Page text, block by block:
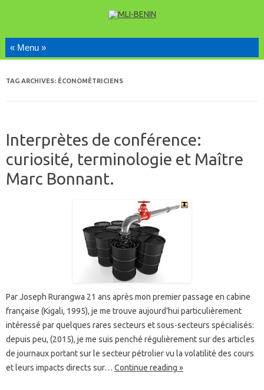
Skip to content
TAG ARCHIVES: ÉCONOMÉTRICIENS
Interprètes de conférence:
curiosité, terminologie et Maître
Marc Bonnant.
Par Joseph Rurangwa 21 ans après mon premier passage en cabine
française (Kigali, 1995), je me trouve aujourd’hui particulièrement
intéressé par quelques rares secteurs et sous-secteurs spécialisés:
depuis peu, (2015), je me suis penché régulièrement sur des articles
de journaux portant sur le secteur pétrolier vu la volatilité des cours
et leurs impacts directs sur… Continue reading »